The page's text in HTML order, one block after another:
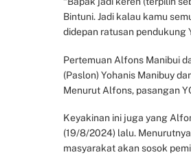
Bintuni. Jadi kalau kamu
didepan ratusan pendukung
Pertemuan Alfons Manibui
(Paslon) Yohanis Manibuy
Menurut Alfons, pasangan
Keyakinan ini juga yang
(19/8/2024) lalu.
masyarakat akan sosok